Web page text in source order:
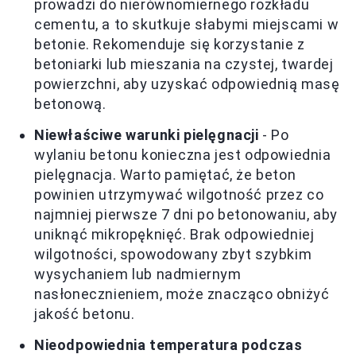
prowadzi do nierównomiernego rozkładu
cementu, a to skutkuje słabymi miejscami w
betonie. Rekomenduje się korzystanie z
betoniarki lub mieszania na czystej, twardej
powierzchni, aby uzyskać odpowiednią masę
betonową.
Niewłaściwe warunki pielęgnacji - Po
wylaniu betonu konieczna jest odpowiednia
pielęgnacja. Warto pamiętać, że beton
powinien utrzymywać wilgotność przez co
najmniej pierwsze 7 dni po betonowaniu, aby
uniknąć mikropęknięć. Brak odpowiedniej
wilgotności, spowodowany zbyt szybkim
wysychaniem lub nadmiernym
nasłonecznieniem, może znacząco obniżyć
jakość betonu.
Nieodpowiednia temperatura podczas